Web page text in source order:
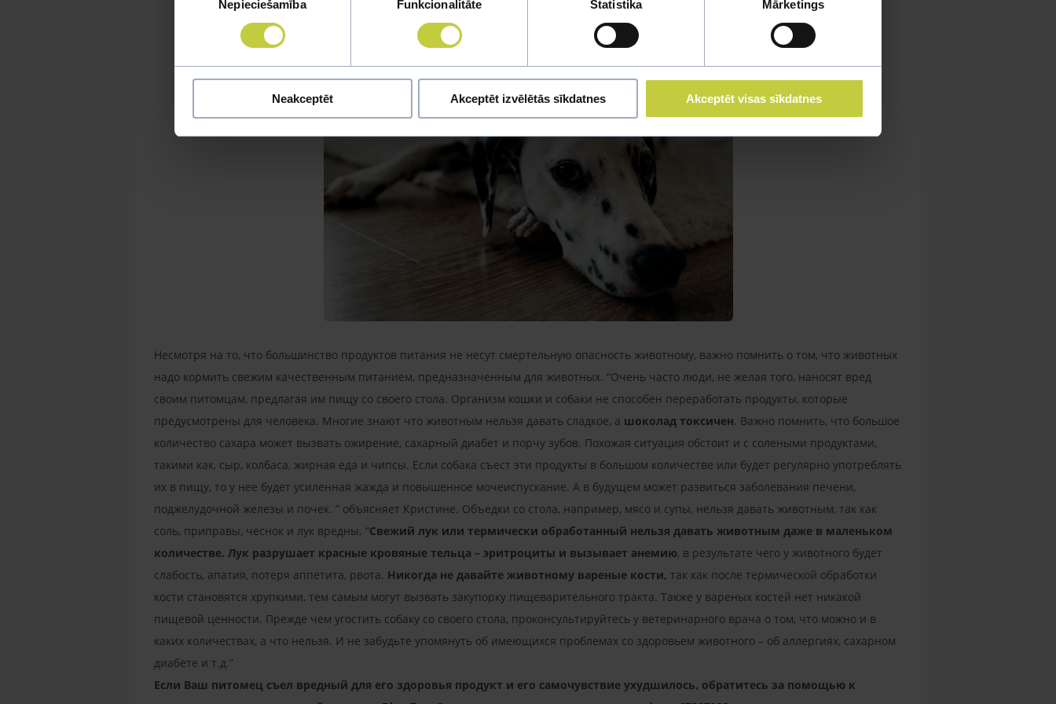
Nepieciešamība Funkcionalitāte Statistika Mārketings
Neakceptēt Akceptēt izvēlētās sīkdatnes Akceptēt visas sīkdatnes
Несмотря на то, что большинство продуктов питания не несут смертельную опасность животному, важно помнить о том, что животных
надо кормить свежим качественным питанием, предназначенным для животных. “Очень часто люди, не желая того, наносят вред
своим питомцам, предлагая им пищу со своего стола. Организм кошки и собаки не способен переработать продукты, которые
предусмотрены для человека. Многие знают что животным нельзя давать сладкое, а шоколад токсичен. Важно помнить, что большое
количество сахара может вызвать ожирение, сахарный диабет и порчу зубов. Похожая ситуация обстоит и с солеными продуктами,
такими как, сыр, колбаса, жирная еда и чипсы. Если собака съест эти продукты в большом количестве или будет регулярно употреблять
их в пищу, то у нее будет усиленная жажда и повышенное мочеиспускание. А в будущем может развиться заболевания печени,
поджелудочной железы и почек. ” объясняет Кристине. Объедки со стола, например, мясо и супы, нельзя давать животным, так как
соль, приправы, чеснок и лук вредны. “Свежий лук или термически обработанный нельзя давать животным даже в маленьком
количестве. Лук разрушает красные кровяные тельца – эритроциты и вызывает анемию, в результате чего у животного будет
слабость, апатия, потеря аппетита, рвота. Никогда не давайте животному вареные кости, так как после термической обработки
кости становятся хрупкими, тем самым могут вызвать закупорку пищеварительного тракта. Также у вареных костей нет никакой
пищевой ценности. Прежде чем угостить собаку со своего стола, проконсультируйтесь у ветеринарного врача о том, что можно и в
каких количествах, а что нельзя. И не забудьте упомянуть об имеющихся проблемах со здоровьем животного – об аллергиях, сахарном
диабете и т.д.”
Если Ваш питомец съел вредный для его здоровья продукт и его самочувствие ухудшилось, обратитесь за помощью к